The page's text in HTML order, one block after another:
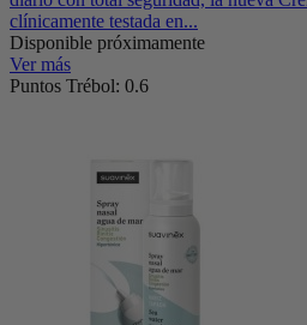
clínicamente testada en...
Disponible próximamente
Ver más
Puntos Trébol: 0.6